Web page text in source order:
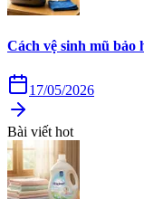
Cách vệ sinh mũ bảo
17/05/2026
Bài viết hot